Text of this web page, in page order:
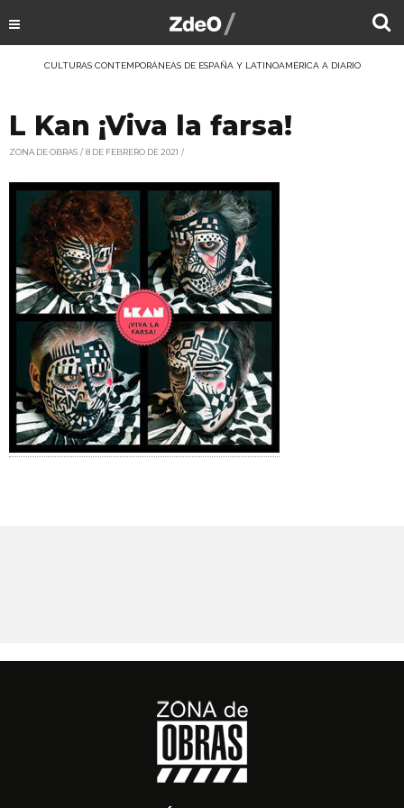
CULTURAS CONTEMPORÁNEAS DE ESPAÑA Y LATINOAMÉRICA A DIARIO
L Kan ¡Viva la farsa!
ZONA DE OBRAS 8 DE FEBRERO DE 2021